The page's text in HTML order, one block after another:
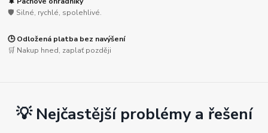
🛡️ Silné, rychlé, spolehlivé.
🕒 Odložená platba bez navýšení
🛒 Nakup hned, zaplať později
💡 Nejčastější problémy a řešení